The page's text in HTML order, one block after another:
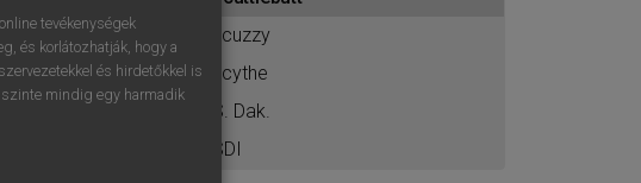
elindításához
ésbelépek.
scuzzy
scythe
S. Dak.
SDI
tevékenységek
és korlátozhatják, hogy a
és hirdetőkkel is
szinte mindig egy harmadik